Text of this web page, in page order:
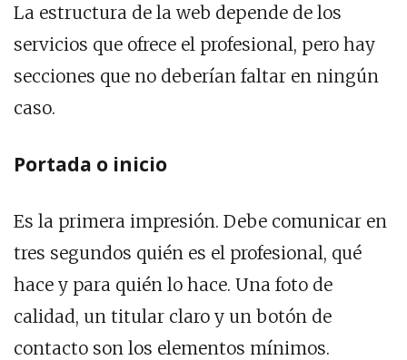
La estructura de la web depende de los
servicios que ofrece el profesional, pero hay
secciones que no deberían faltar en ningún
caso.
Portada o inicio
Es la primera impresión. Debe comunicar en
tres segundos quién es el profesional, qué
hace y para quién lo hace. Una foto de
calidad, un titular claro y un botón de
contacto son los elementos mínimos.